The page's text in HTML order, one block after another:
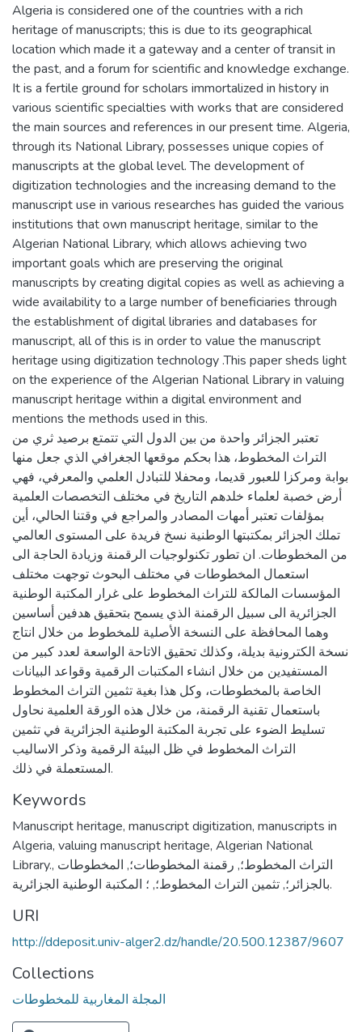
Algeria is considered one of the countries with a rich
heritage of manuscripts; this is due to its geographical
location which made it a gateway and a center of transit in
the past, and a forum for scientific and knowledge exchange.
It is a fertile ground for scholars immortalized in history in
various scientific specialties with works that are considered
the main sources and references in our present time. Algeria,
through its National Library, possesses unique copies of
manuscripts at the global level. The development of
digitization technologies and the increasing demand to the
manuscript use in various researches has guided the various
institutions that own manuscript heritage, similar to the
Algerian National Library, which allows achieving two
important goals which are preserving the original
manuscripts by creating digital copies as well as achieving a
wide availability to a large number of beneficiaries through
the establishment of digital libraries and databases for
manuscript, all of this is in order to value the manuscript
heritage using digitization technology .This paper sheds light
on the experience of the Algerian National Library in valuing
manuscript heritage within a digital environment and
mentions the methods used in this.
تعتبر الجزائر واحدة من بين الدول التي تتمتع برصيد ثري من
التراث المخطوط، هذا بحكم موقعها الجغرافي الذي جعل منها
بوابة ومركزا للعبور قديما، ومحفلا للتبادل العلمي والمعرفي، فهي
أرض خصبة لعلماء خلدهم التاريخ في مختلف التخصصات العلمية
بمؤلفات تعتبر أمهات المصادر والمراجع في وقتنا الحالي، أين
تملك الجزائر بمكتبتها الوطنية نسخ فريدة على المستوى العالمي
من المخطوطات. ان تطور تكنولوجيات الرقمنة وزيادة الحاجة الى
استعمال المخطوطات في مختلف البحوث توجهت مختلف
المؤسسات المالكة للتراث المخطوط على غرار المكتبة الوطنية
الجزائرية الى سبيل الرقمنة الذي يسمح بتحقيق هدفين أساسين
وهما المحافظة على النسخة الأصلية للمخطوط من خلال انتاج
نسخة الكترونية بديلة، وكذلك تحقيق الاتاحة الواسعة لعدد كبير من
المستفيدين من خلال انشاء المكتبات الرقمية وقواعد البيانات
الخاصة بالمخطوطات، وكل هذا بغية تثمين التراث المخطوط
باستعمال تقنية الرقمنة، من خلال هذه الورقة العلمية نحاول
تسليط الضوء على تجربة المكتبة الوطنية الجزائرية في تثمين
التراث المخطوط في ظل البيئة الرقمية وذكر الاساليب
المستعملة في ذلك.
Keywords
Manuscript heritage, manuscript digitization, manuscripts in
Algeria, valuing manuscript heritage, Algerian National
Library., التراث المخطوط؛, رقمنة المخطوطات؛, المخطوطات
بالجزائر؛,تثمين التراث المخطوط؛, ؛ المكتبة الوطنية الجزائرية.
URI
http://ddeposit.univ-alger2.dz/handle/20.500.12387/9607
Collections
المجلة المغاربية للمخطوطات